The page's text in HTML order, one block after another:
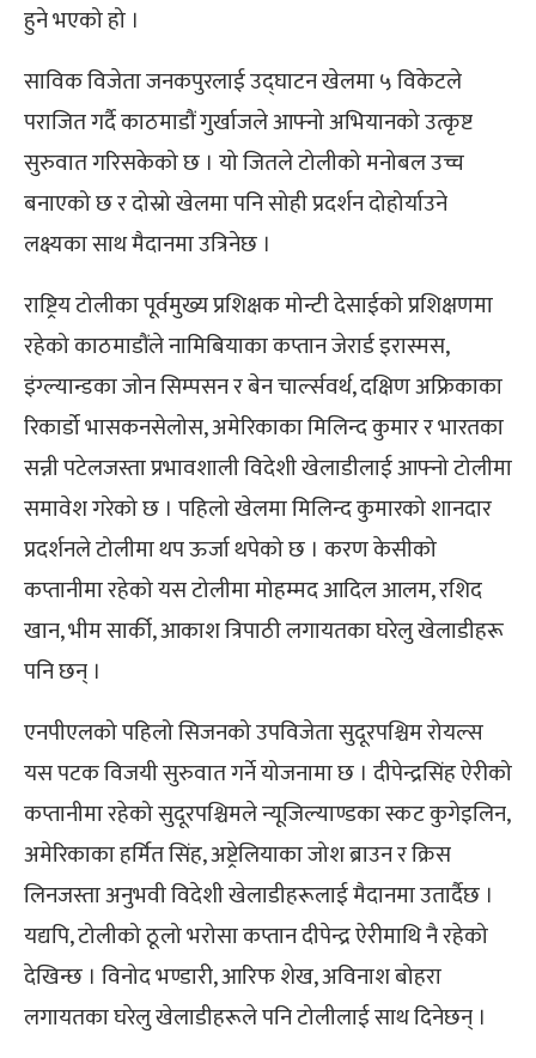
हुने भएको हो ।
साविक विजेता जनकपुरलाई उद्घाटन खेलमा ५ विकेटले
पराजित गर्दै काठमाडौं गुर्खाजले आफ्नो अभियानको उत्कृष्ट
सुरुवात गरिसकेको छ । यो जितले टोलीको मनोबल उच्च
बनाएको छ र दोस्रो खेलमा पनि सोही प्रदर्शन दोहोर्याउने
लक्ष्यका साथ मैदानमा उत्रिनेछ ।
राष्ट्रिय टोलीका पूर्वमुख्य प्रशिक्षक मोन्टी देसाईको प्रशिक्षणमा
रहेको काठमाडौंले नामिबियाका कप्तान जेरार्ड इरास्मस,
इंग्ल्यान्डका जोन सिम्पसन र बेन चार्ल्सवर्थ, दक्षिण अफ्रिकाका
रिकार्डो भासकनसेलोस, अमेरिकाका मिलिन्द कुमार र भारतका
सन्नी पटेलजस्ता प्रभावशाली विदेशी खेलाडीलाई आफ्नो टोलीमा
समावेश गरेको छ । पहिलो खेलमा मिलिन्द कुमारको शानदार
प्रदर्शनले टोलीमा थप ऊर्जा थपेको छ । करण केसीको
कप्तानीमा रहेको यस टोलीमा मोहम्मद आदिल आलम, रशिद
खान, भीम सार्की, आकाश त्रिपाठी लगायतका घरेलु खेलाडीहरू
पनि छन् ।
एनपीएलको पहिलो सिजनको उपविजेता सुदूरपश्चिम रोयल्स
यस पटक विजयी सुरुवात गर्ने योजनामा छ । दीपेन्द्रसिंह ऐरीको
कप्तानीमा रहेको सुदूरपश्चिमले न्यूजिल्याण्डका स्कट कुगेइलिन,
अमेरिकाका हर्मित सिंह, अष्ट्रेलियाका जोश ब्राउन र क्रिस
लिनजस्ता अनुभवी विदेशी खेलाडीहरूलाई मैदानमा उतार्दैछ ।
यद्यपि, टोलीको ठूलो भरोसा कप्तान दीपेन्द्र ऐरीमाथि नै रहेको
देखिन्छ । विनोद भण्डारी, आरिफ शेख, अविनाश बोहरा
लगायतका घरेलु खेलाडीहरूले पनि टोलीलाई साथ दिनेछन् ।